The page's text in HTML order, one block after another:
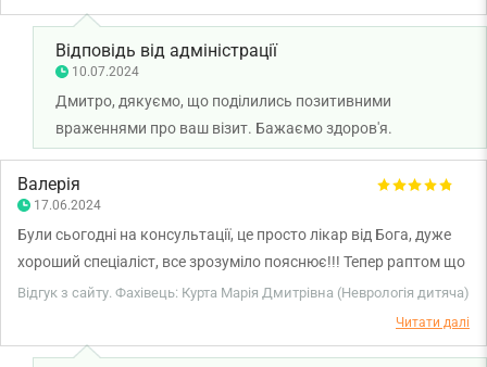
Відповідь від адміністрації
10.07.2024
Дмитро, дякуємо, що поділились позитивними
враженнями про ваш візит. Бажаємо здоров'я.
Валерія
17.06.2024
Були сьогодні на консультації, це просто лікар від Бога, дуже
хороший спеціаліст, все зрозуміло пояснює!!! Тепер раптом що
— одразу до вас)) Дякую величезне)
Відгук з сайту. Фахівець: Курта Марія Дмитрівна (Неврологія дитяча)
Читати далі